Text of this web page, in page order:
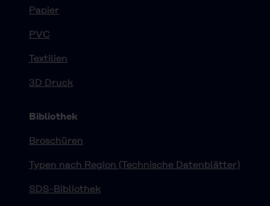
Papier
PVC
Textilien
3D Druck
Bibliothek
Broschüren
Typen nach Region (Technische Datenblätter)
SDS-Bibliothek